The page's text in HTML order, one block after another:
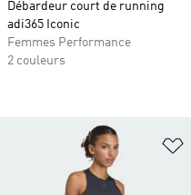
Débardeur court de running
adi365 Iconic
Femmes Performance
2 couleurs